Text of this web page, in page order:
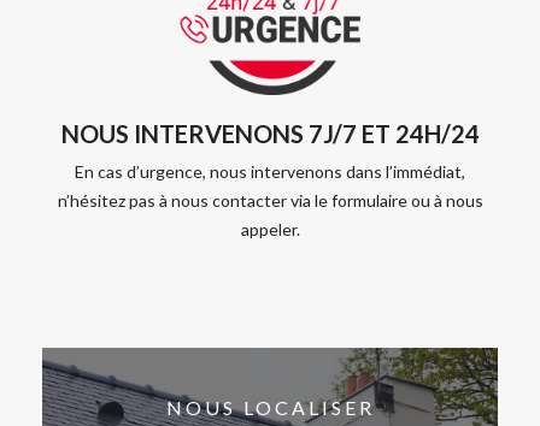
NOUS INTERVENONS 7J/7 ET 24H/24
En cas d’urgence, nous intervenons dans l’immédiat,
n’hésitez pas à nous contacter via le formulaire ou à nous
appeler.
NOUS LOCALISER